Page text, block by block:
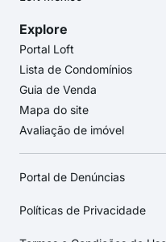
Explore
Portal Loft
Lista de Condomínios
Guia de Venda
Mapa do site
Avaliação de imóvel
Portal de Denúncias
Políticas de Privacidade